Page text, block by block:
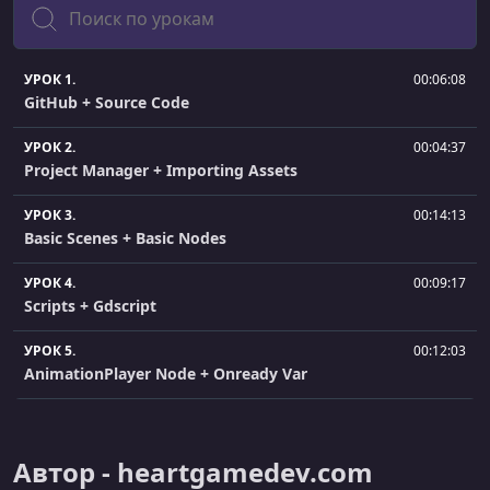
УРОК 1. 00:06:08
GitHub + Source Code
УРОК 2. 00:04:37
Project Manager + Importing Assets
УРОК 3. 00:14:13
Basic Scenes + Basic Nodes
УРОК 4. 00:09:17
Scripts + Gdscript
УРОК 5. 00:12:03
AnimationPlayer Node + Onready Var
УРОК 7.
Автор - heartgamedev.com